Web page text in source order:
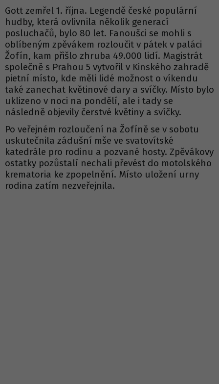
Gott zemřel 1. října. Legendě české populární
hudby, která ovlivnila několik generací
posluchačů, bylo 80 let. Fanoušci se mohli s
oblíbeným zpěvákem rozloučit v pátek v paláci
Žofín, kam přišlo zhruba 49.000 lidí. Magistrát
společně s Prahou 5 vytvořil v Kinského zahradě
pietní místo, kde měli lidé možnost o víkendu
také zanechat květinové dary a svíčky. Místo bylo
uklizeno v noci na pondělí, ale i tady se
následně objevily čerstvé květiny a svíčky.
Po veřejném rozloučení na Žofíně se v sobotu
uskutečnila zádušní mše ve svatovítské
katedrále pro rodinu a pozvané hosty. Zpěvákovy
ostatky pozůstalí nechali převést do motolského
krematoria ke zpopelnění. Místo uložení urny
rodina zatím nezveřejnila.